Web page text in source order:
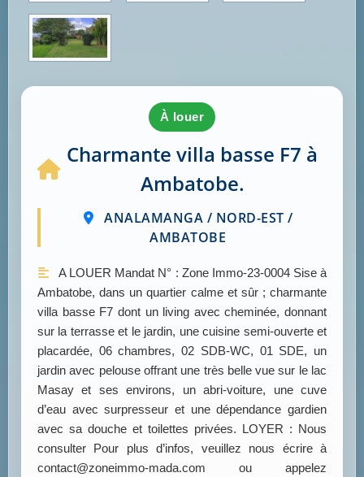
à louer
Charmante villa basse F7 à
Ambatobe.
ANALAMANGA / NORD-EST /
AMBATOBE
A LOUER Mandat N° : Zone Immo-23-0004 Sise à
Ambatobe, dans un quartier calme et sûr ; charmante
villa basse F7 dont un living avec cheminée, donnant
sur la terrasse et le jardin, une cuisine semi-ouverte et
placardée, 06 chambres, 02 SDB-WC, 01 SDE, un
jardin avec pelouse offrant une très belle vue sur le lac
Masay et ses environs, un abri-voiture, une cuve
d’eau avec surpresseur et une dépendance gardien
avec sa douche et toilettes privées. LOYER : Nous
consulter Pour plus d’infos, veuillez nous écrire à
contact@zoneimmo-mada.com ou appelez